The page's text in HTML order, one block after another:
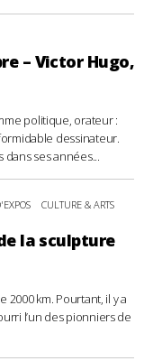
– Victor Hugo,
politique, orateur :
dessinateur.
ses années...
CULTURE & ARTS
la sculpture
2000 km. Pourtant, il y a
l’un des pionniers de